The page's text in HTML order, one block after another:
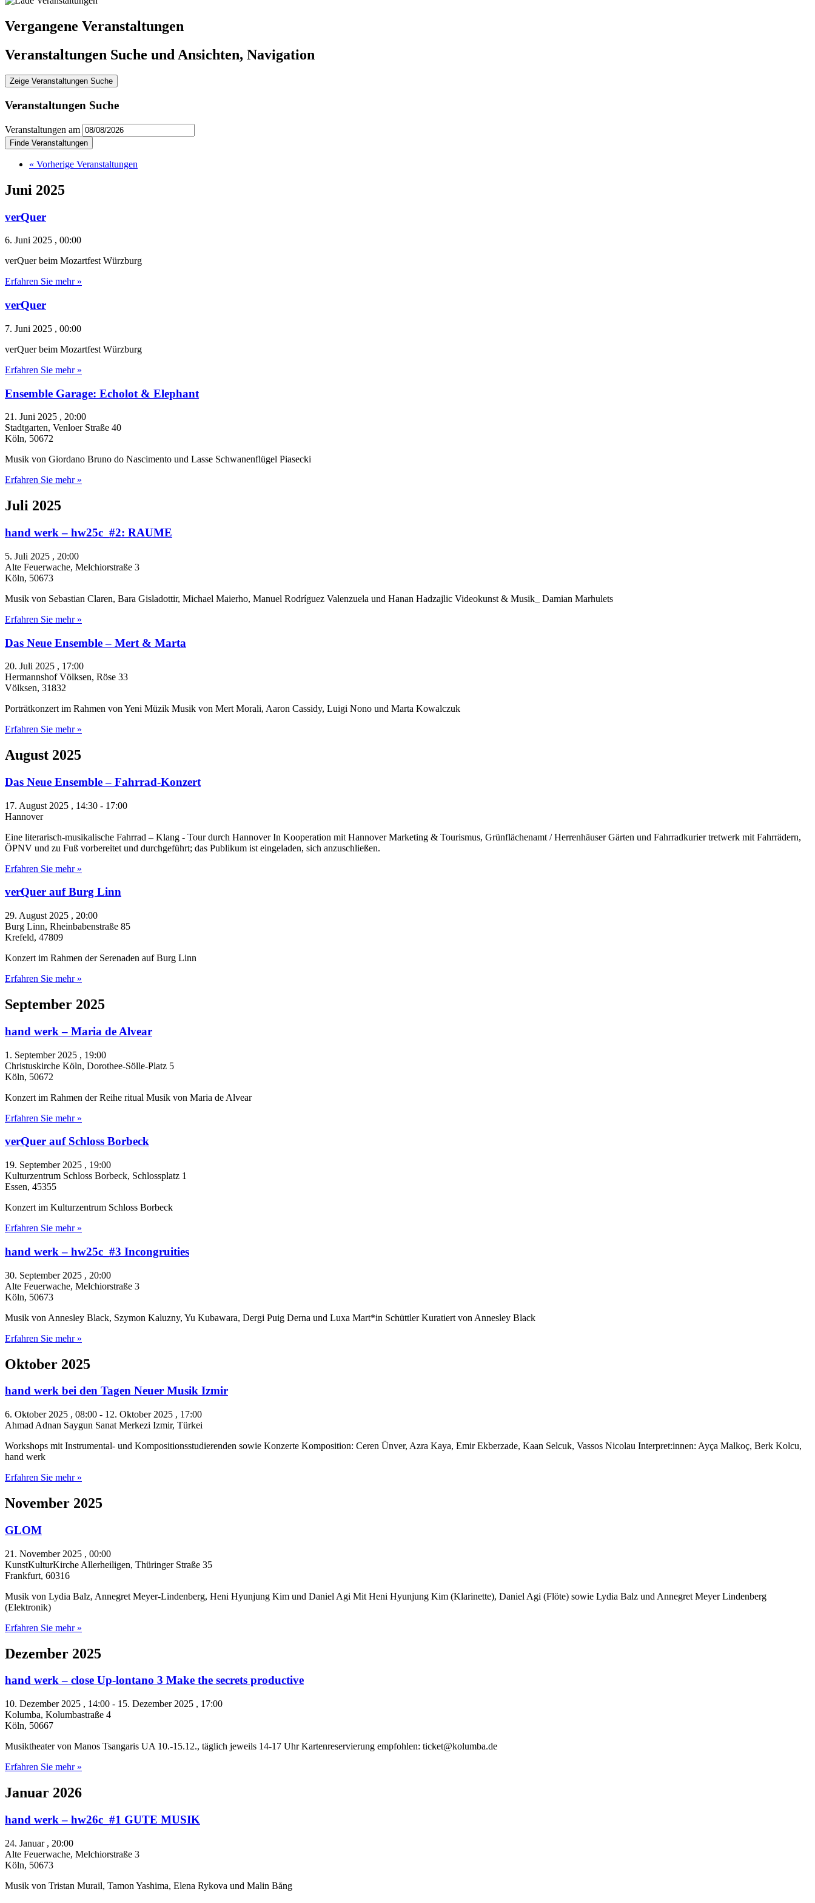
Vergangene Veranstaltungen
Veranstaltungen Suche und Ansichten, Navigation
Zeige Veranstaltungen Suche
Veranstaltungen Suche
Veranstaltungen am
« Vorherige Veranstaltungen
Juni 2025
verQuer
6. Juni 2025 , 00:00
verQuer beim Mozartfest Würzburg
Erfahren Sie mehr »
verQuer
7. Juni 2025 , 00:00
verQuer beim Mozartfest Würzburg
Erfahren Sie mehr »
Ensemble Garage: Echolot & Elephant
21. Juni 2025 , 20:00
Stadtgarten, Venloer Straße 40
Köln, 50672
Musik von Giordano Bruno do Nascimento und Lasse Schwanenflügel Piasecki
Erfahren Sie mehr »
Juli 2025
hand werk – hw25c_#2: RAUME
5. Juli 2025 , 20:00
Alte Feuerwache, Melchiorstraße 3
Köln, 50673
Musik von Sebastian Claren, Bara Gisladottir, Michael Maierho, Manuel Rodríguez Valenzuela und Hanan Hadzajlic Videokunst & Musik_ Damian Marhulets
Erfahren Sie mehr »
Das Neue Ensemble – Mert & Marta
20. Juli 2025 , 17:00
Hermannshof Völksen, Röse 33
Völksen, 31832
Porträtkonzert im Rahmen von Yeni Müzik Musik von Mert Morali, Aaron Cassidy, Luigi Nono und Marta Kowalczuk
Erfahren Sie mehr »
August 2025
Das Neue Ensemble – Fahrrad-Konzert
17. August 2025 , 14:30 - 17:00
Hannover
Eine literarisch-musikalische Fahrrad – Klang - Tour durch Hannover In Kooperation mit Hannover Marketing & Tourismus, Grünflächenamt / Herrenhäuser Gärten und Fahrradkurier tretwerk mit Fahrrädern,
ÖPNV und zu Fuß vorbereitet und durchgeführt; das Publikum ist eingeladen, sich anzuschließen.
Erfahren Sie mehr »
verQuer auf Burg Linn
29. August 2025 , 20:00
Burg Linn, Rheinbabenstraße 85
Krefeld, 47809
Konzert im Rahmen der Serenaden auf Burg Linn
Erfahren Sie mehr »
September 2025
hand werk – Maria de Alvear
1. September 2025 , 19:00
Christuskirche Köln, Dorothee-Sölle-Platz 5
Köln, 50672
Konzert im Rahmen der Reihe ritual Musik von Maria de Alvear
Erfahren Sie mehr »
verQuer auf Schloss Borbeck
19. September 2025 , 19:00
Kulturzentrum Schloss Borbeck, Schlossplatz 1
Essen, 45355
Konzert im Kulturzentrum Schloss Borbeck
Erfahren Sie mehr »
hand werk – hw25c_#3 Incongruities
30. September 2025 , 20:00
Alte Feuerwache, Melchiorstraße 3
Köln, 50673
Musik von Annesley Black, Szymon Kaluzny, Yu Kubawara, Dergi Puig Derna und Luxa Mart*in Schüttler Kuratiert von Annesley Black
Erfahren Sie mehr »
Oktober 2025
hand werk bei den Tagen Neuer Musik Izmir
6. Oktober 2025 , 08:00 - 12. Oktober 2025 , 17:00
Ahmad Adnan Saygun Sanat Merkezi Izmir, Türkei
Workshops mit Instrumental- und Kompositionsstudierenden sowie Konzerte Komposition: Ceren Ünver, Azra Kaya, Emir Ekberzade, Kaan Selcuk, Vassos Nicolau Interpret:innen: Ayça Malkoç, Berk Kolcu,
hand werk
Erfahren Sie mehr »
November 2025
GLOM
21. November 2025 , 00:00
KunstKulturKirche Allerheiligen, Thüringer Straße 35
Frankfurt, 60316
Musik von Lydia Balz, Annegret Meyer-Lindenberg, Heni Hyunjung Kim und Daniel Agi Mit Heni Hyunjung Kim (Klarinette), Daniel Agi (Flöte) sowie Lydia Balz und Annegret Meyer Lindenberg
(Elektronik)
Erfahren Sie mehr »
Dezember 2025
hand werk – close Up-lontano 3 Make the secrets productive
10. Dezember 2025 , 14:00 - 15. Dezember 2025 , 17:00
Kolumba, Kolumbastraße 4
Köln, 50667
Musiktheater von Manos Tsangaris UA 10.-15.12., täglich jeweils 14-17 Uhr Kartenreservierung empfohlen: ticket@kolumba.de
Erfahren Sie mehr »
Januar 2026
hand werk – hw26c_#1 GUTE MUSIK
24. Januar , 20:00
Alte Feuerwache, Melchiorstraße 3
Köln, 50673
Musik von Tristan Murail, Tamon Yashima, Elena Rykova und Malin Bång